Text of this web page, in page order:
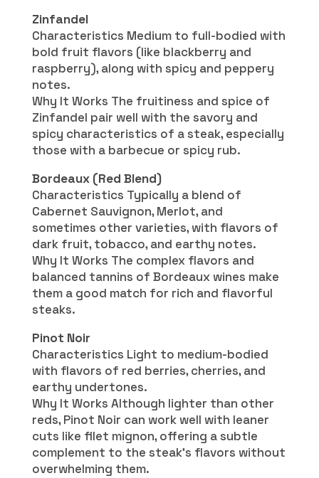
Zinfandel
Characteristics Medium to full-bodied with
bold fruit flavors (like blackberry and
raspberry), along with spicy and peppery
notes.
Why It Works The fruitiness and spice of
Zinfandel pair well with the savory and
spicy characteristics of a steak, especially
those with a barbecue or spicy rub.
Bordeaux (Red Blend)
Characteristics Typically a blend of
Cabernet Sauvignon, Merlot, and
sometimes other varieties, with flavors of
dark fruit, tobacco, and earthy notes.
Why It Works The complex flavors and
balanced tannins of Bordeaux wines make
them a good match for rich and flavorful
steaks.
Pinot Noir
Characteristics Light to medium-bodied
with flavors of red berries, cherries, and
earthy undertones.
Why It Works Although lighter than other
reds, Pinot Noir can work well with leaner
cuts like filet mignon, offering a subtle
complement to the steak’s flavors without
overwhelming them.